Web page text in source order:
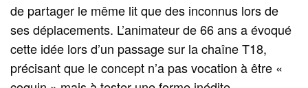
de partager le même lit que des inconnus lors de
ses déplacements. L’animateur de 66 ans a évoqué
cette idée lors d’un passage sur la chaîne T18,
précisant que le concept n’a pas vocation à être «